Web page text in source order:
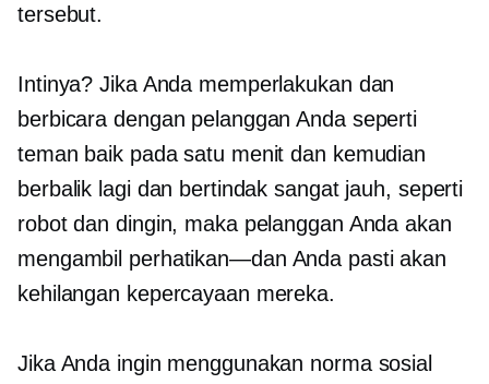
tersebut.
Intinya? Jika Anda memperlakukan dan
berbicara dengan pelanggan Anda seperti
teman baik pada satu menit dan kemudian
berbalik lagi dan bertindak sangat jauh, seperti
robot dan dingin, maka pelanggan Anda akan
mengambil perhatikan—dan Anda pasti akan
kehilangan kepercayaan mereka.
Jika Anda ingin menggunakan norma sosial